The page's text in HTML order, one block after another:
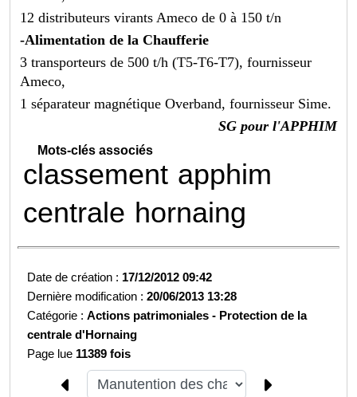
12 distributeurs virants Ameco de 0 à 150 t/n
-Alimentation de la Chaufferie
3 transporteurs de 500 t/h (T5-T6-T7), fournisseur
Ameco,
1 séparateur magnétique Overband, fournisseur Sime.
SG pour l'APPHIM
Mots-clés associés
classement apphim
centrale hornaing
Date de création : 17/12/2012 09:42
Dernière modification :20/06/2013 13:28
Catégorie :Actions patrimoniales - Protection de la
centrale d'Hornaing
Page lue 11389 fois